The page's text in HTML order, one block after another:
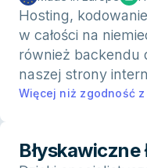
Hosting,
w całości na
również backendu
naszej strony
Więcej niż zgodność z
Błyskawiczne